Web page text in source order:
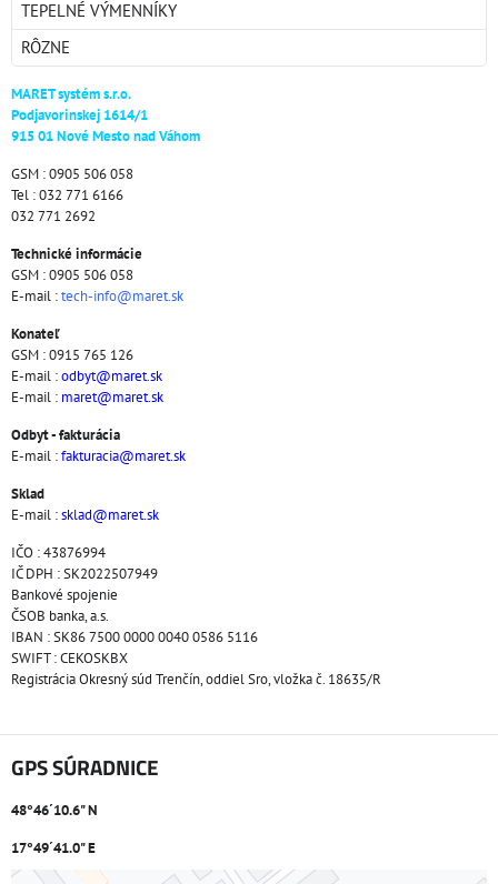
TEPELNÉ VÝMENNÍKY
RÔZNE
MARET systém s.r.o.
Podjavorinskej 1614/1
915 01 Nové Mesto nad Váhom
GSM : 0905 506 058
Tel : 032 771 6166
032 771 2692
Technické informácie
GSM : 0905 506 058
E-mail :tech-info@maret.sk
Konateľ
GSM : 0915 765 126
E-mail :odbyt@maret.sk
E-mail : maret@maret.sk
Odbyt - fakturácia
E-mail :fakturacia@maret.sk
Sklad
E-mail :sklad@maret.sk
IČO : 43876994
IČ DPH : SK2022507949
Bankové spojenie
ČSOB banka, a.s.
IBAN : SK86 7500 0000 0040 0586 5116
SWIFT : CEKOSKBX
Registrácia Okresný súd Trenčín, oddiel Sro, vložka č. 18635/R
GPS SÚRADNICE
48°46´10.6" N
17°49´41.0" E